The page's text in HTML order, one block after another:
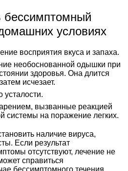
бессимптомный
условиях
восприятия вкуса и запаха.
необоснованной одышки при
здоровья. Она длится
исчезает.
усталости.
вызванные реакцией
системы на поражение легких.
наличие вируса,
Если результат
отсутствуют, лечение не
справиться
бессимптомного течения